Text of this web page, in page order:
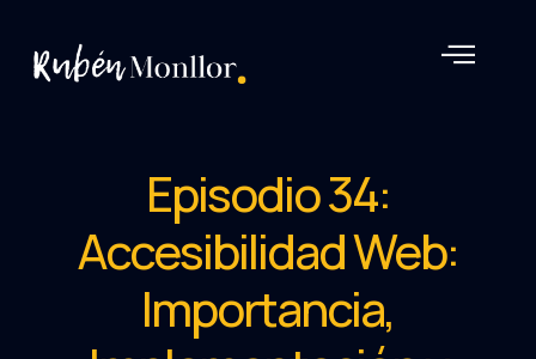
Episodio 34:
Accesibilidad Web:
Importancia,